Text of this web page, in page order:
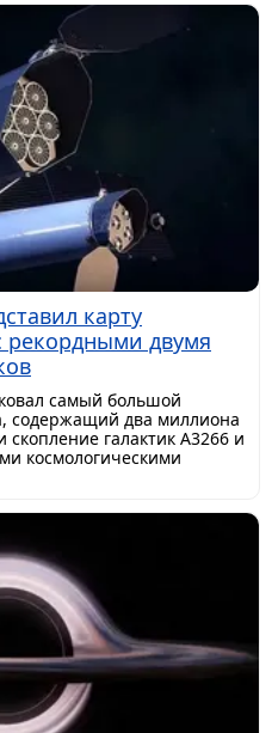
карту
рекордными двумя
самый большой
содержащий два миллиона
галактик A3266 и
космологическими